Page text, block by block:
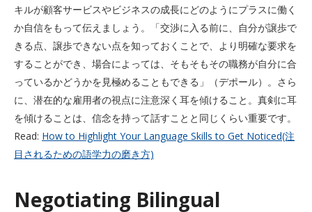
キルが顧客サービスやビジネスの成長にどのようにプラスに働く
か自信をもって伝えましょう。「交渉に入る前に、自分が譲歩で
きる点、譲歩できない点を知っておくことで、より明確な要求を
することができ、場合によっては、そもそもその職務が自分に合
っているかどうかを見極めることもできる」（デポール）。さら
に、潜在的な雇用者の視点に注意深く耳を傾けること。真剣に耳
を傾けることは、信念を持って話すことと同じくらい重要です。
Read: How to Highlight Your Language Skills to Get Noticed(注
目されるための語学力の磨き方)
Negotiating Bilingual